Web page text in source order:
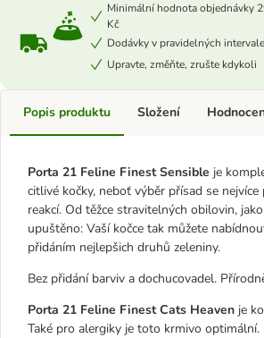
Minimální hodnota objednávky
Kč
Dodávky v pravidelných
Upravte, změňte, zrušte kdykoli
Popis produktu
Porta 21 Feline Finest Sensible je
citlivé kočky, neboť výběr přísad se
reakcí. Od těžce stravitelných obilovin,
upuštěno: Vaší kočce tak můžete
přidáním nejlepšich druhů zeleniny.
Bez přidání barviv a dochucovadel.
Porta 21 Feline Finest Cats Heaven je
Také pro alergiky je toto krmivo optimální.
Složení